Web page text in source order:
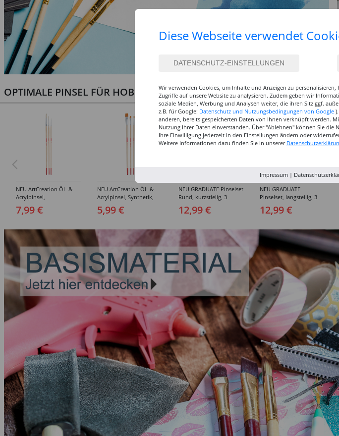
OPTIMALE PINSEL FÜR HOBBY & KUNST
NEU ArtCreation Öl- &
Acrylpinsel,
Schweineborste Rund,
3er Set, No. 2, 6, 10
7,99 €
NEU ArtCreation Öl- &
Acrylpinsel, Synthetik,
langer Stiel, 3
Flachpinsel, 4, 8, 16
5,99 €
NEU GRADUATE Pinselset
Rund, kurzstielig, 3
Synthetikpinsel
12,99 €
NEU GRADUATE
Pinselset, langsteilig, 3
Synthetikpinsel
12,99 €
Diese Webseite verwendet
Wir verwenden Cookies, um Inhalte und Anzeigen zu
Zugriffe auf unsere Website zu analysieren. Zudem geben wir
soziale Medien, Werbung und Analysen weiter, die ihren Sitz ggf.
z.B. für Google: Datenschutz und Nutzungsbedingungen von Google
anderen, bereits gespeicherten Daten von Ihnen verknüpft werden.
Nutzung Ihrer Daten einverstanden. Über "Ablehnen" können Sie die
Ihre Einwilligung jederzeit in den Einstellungen ändern oder
Weitere Informationen dazu finden Sie in unserer
Impressum|